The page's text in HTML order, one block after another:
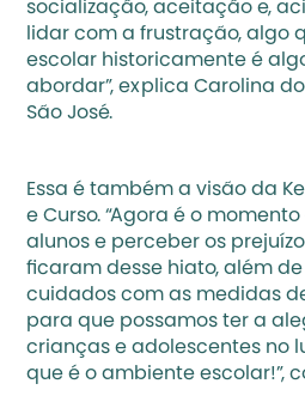
socialização, aceitação e,
lidar com a frustração, algo
escolar historicamente é
abordar”, explica Carolina
São José.
Essa é também a visão da
e Curso. “Agora é o
alunos e perceber os
ficaram desse hiato, além
cuidados com as medidas
para que possamos ter a
crianças e adolescentes no
que é o ambiente escolar!”,